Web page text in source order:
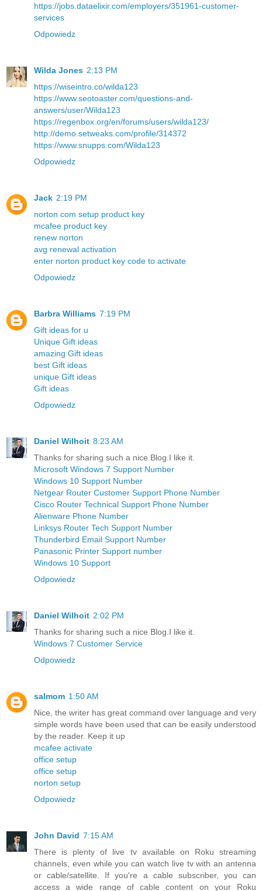
https://jobs.dataelixir.com/employers/351961-customer-
services
Odpowiedz
Wilda Jones 2:13 PM
https://wiseintro.co/wilda123
https://www.seotoaster.com/questions-and-
answers/user/Wilda123
https://regenbox.org/en/forums/users/wilda123/
http://demo.setweaks.com/profile/314372
https://www.snupps.com/Wilda123
Odpowiedz
Jack 2:19 PM
norton com setup product key
mcafee product key
renew norton
avg renewal activation
enter norton product key code to activate
Odpowiedz
Barbra Williams 7:19 PM
Gift ideas for u
Unique Gift ideas
amazing Gift ideas
best Gift ideas
unique Gift ideas
Gift ideas
Odpowiedz
Daniel Wilhoit 8:23 AM
Thanks for sharing such a nice Blog.I like it.
Microsoft Windows 7 Support Number
Windows 10 Support Number
Netgear Router Customer Support Phone Number
Cisco Router Technical Support Phone Number
Alienware Phone Number
Linksys Router Tech Support Number
Thunderbird Email Support Number
Panasonic Printer Support number
Windows 10 Support
Odpowiedz
Daniel Wilhoit 2:02 PM
Thanks for sharing such a nice Blog.I like it.
Windows 7 Customer Service
Odpowiedz
salmom 1:50 AM
Nice, the writer has great command over language and very
simple words have been used that can be easily understood
by the reader. Keep it up
mcafee activate
office setup
office setup
norton setup
Odpowiedz
John David 7:15 AM
There is plenty of live tv available on Roku streaming
channels, even while you can watch live tv with an antenna
or cable/satellite. If you're a cable subscriber, you can
access a wide range of cable content on your Roku